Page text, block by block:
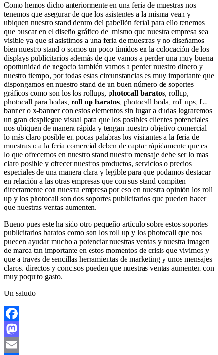
Como hemos dicho anteriormente en una feria de muestras nos
tenemos que asegurar de que los asistentes a la misma vean y
ubiquen nuestro stand dentro del pabellón ferial para ello tenemos
que buscar en el diseño gráfico del mismo que nuestra empresa sea
visible ya que si asistimos a una feria de muestras y no diseñamos
bien nuestro stand o somos un poco tímidos en la colocación de los
displays publicitarios además de que vamos a perder una muy buena
oportunidad de negocio también vamos a perder nuestro dinero y
nuestro tiempo, por todas estas circunstancias es muy importante que
dispongamos en nuestro stand de un buen número de soportes
gráficos como son los los rollups, photocall baratos, rollup,
photocall para bodas, roll up baratos, photocall boda, roll ups, L-
banner o x-banner con estos elementos sin lugar a dudas lograremos
un gran despliegue visual para que los posibles clientes potenciales
nos ubiquen de manera rápida y tengan nuestro objetivo comercial
lo más claro posible en pocas palabras los visitantes a la feria de
muestras o a la feria comercial deben de captar rápidamente que es
lo que ofrecemos en nuestro stand nuestro mensaje debe ser lo mas
claro posible y ofrecer nuestros productos, servicios o precios
especiales de una manera clara y legible para que podamos destacar
en relación a las otras empresas que con sus stand compiten
directamente con nuestra empresa por eso en nuestra opinión los roll
up y los photocall son dos soportes publicitarios que pueden hacer
que nuestras ventas aumenten.
Bueno pues este ha sido otro pequeño artículo sobre estos soportes
publicitarios baratos como son los roll up y los photocall que nos
pueden ayudar mucho a potenciar nuestras ventas y nuestra imagen
de marca tan importante en estos momentos de crisis que vivimos y
que a través de sencillas herramientas de marketing y unos mensajes
claros, directos y concisos pueden que nuestras ventas aumenten con
muy poquito gasto.
Un saludo
Facebook
Mastodon